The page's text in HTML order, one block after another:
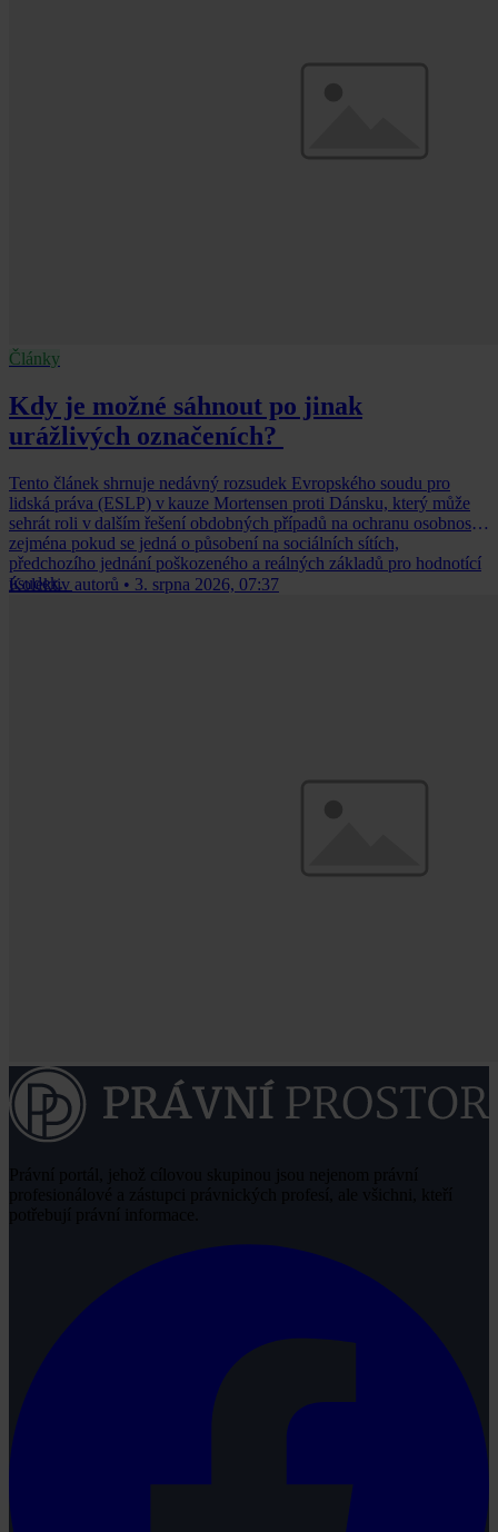
Články
Kdy je možné sáhnout po jinak
urážlivých označeních?
Tento článek shrnuje nedávný rozsudek Evropského soudu pro
lidská práva (ESLP) v kauze Mortensen proti Dánsku, který může
sehrát roli v dalším řešení obdobných případů na ochranu osobnosti,
zejména pokud se jedná o působení na sociálních sítích,
předchozího jednání poškozeného a reálných základů pro hodnotící
úsudek.
Kolektiv autorů • 3. srpna 2026, 07:37